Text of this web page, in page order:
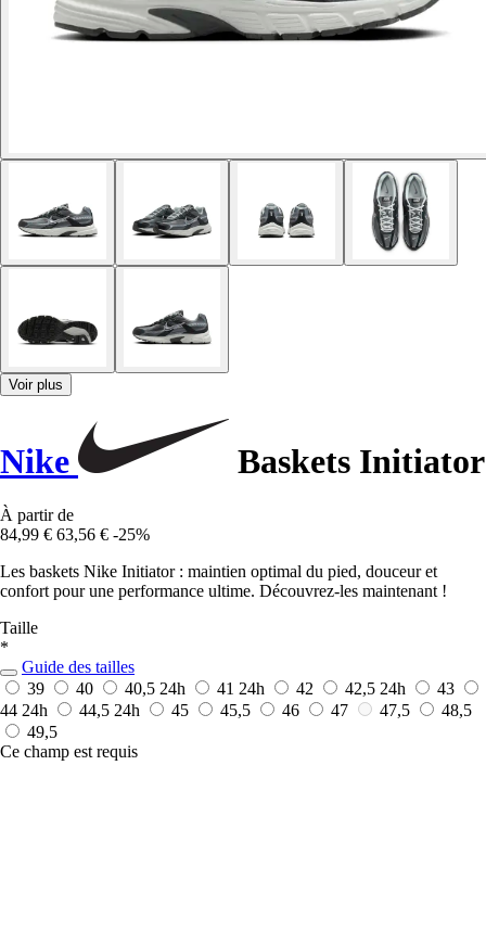
Voir plus
Nike Baskets Initiator
À partir de
84,99 € 63,56 € -25%
Les baskets Nike Initiator : maintien optimal du pied, douceur et
confort pour une performance ultime. Découvrez-les maintenant !
Taille
*
Guide des tailles
39
40 40,5 24h 41 24h 42 42,5 24h
43
44 24h 44,5 24h 45 45,5 46 47 47,5
48,5
49,5
Ce champ est requis